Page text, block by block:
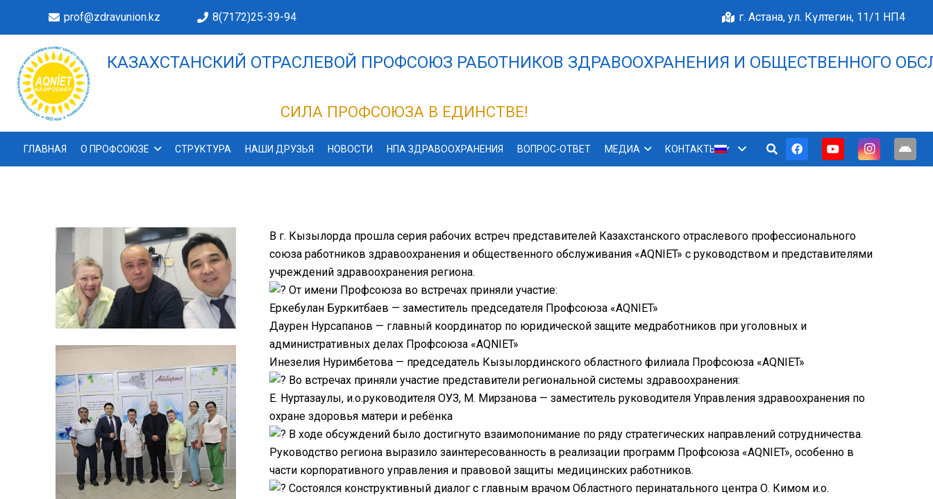
prof@zdravunion.kz 8(7172)25-39-94 г. Астана, ул. Күлтегин, 11/1 НП4
КАЗАХСТАНСКИЙ ОТРАСЛЕВОЙ ПРОФСОЮЗ РАБОТНИКОВ ЗДРАВООХРАНЕНИЯ И ОБЩЕСТВЕННОГО
СИЛА ПРОФСОЮЗА В ЕДИНСТВЕ!
ГЛАВНАЯ О ПРОФСОЮЗЕ СТРУКТУРА НАШИ ДРУЗЬЯ НОВОСТИ НПА ЗДРАВООХРАНЕНИЯ ВОПРОС-ОТВЕТ МЕДИА КОНТАКТЫ
В г. Кызылорда прошла серия рабочих встреч представителей Казахстанского отраслевого профессионального
союза работников здравоохранения и общественного обслуживания «AQNIET» с руководством и представителями
учреждений здравоохранения региона.
От имени Профсоюза во встречах приняли участие:
Еркебулан Буркитбаев — заместитель председателя Профсоюза «AQNIET»
Даурен Нурсапанов — главный координатор по юридической защите медработников при уголовных и
административных делах Профсоюза «AQNIET»
Инезелия Нуримбетова — председатель Кызылординского областного филиала Профсоюза «AQNIET»
Во встречах приняли участие представители региональной системы здравоохранения:
Е. Нуртазаулы, и.о.руководителя ОУЗ, М. Мирзанова — заместитель руководителя Управления здравоохранения по
охране здоровья матери и ребёнка
В ходе обсуждений было достигнуто взаимопонимание по ряду стратегических направлений сотрудничества.
Руководство региона выразило заинтересованность в реализации программ Профсоюза «AQNIET», особенно в
части корпоративного управления и правовой защиты медицинских работников.
Состоялся конструктивный диалог с главным врачом Областного перинатального центра О. Кимом и.о.